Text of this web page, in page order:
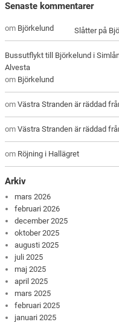
Senaste kommentarer
Slåtter på
om Björkelund
Bussutflykt till Björkelund i
Alvesta
om Björkelund
omVästra Stranden är räddad
omVästra Stranden är räddad
om Röjning i Hallägret
Arkiv
mars 2026
februari 2026
december 2025
oktober 2025
augusti 2025
juli 2025
maj 2025
april 2025
mars 2025
februari 2025
januari 2025